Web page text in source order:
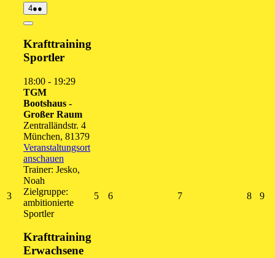
33.
August
2026
44.
August
2026
●●
Veranstaltungen)
Close
Krafttraining
Sportler
18:00 - 19:29
TGM
Bootshaus -
Großer Raum
Zentralländstr. 4
München, 81379
Veranstaltungsort
anschauen
Trainer: Jesko,
Noah
Zielgruppe:
ambitionierte
Sportler
Krafttraining
Erwachsene
55.
66.
77.
88.
99.